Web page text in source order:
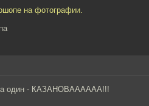
на фотографии.
один - КАЗАНОВАААААА!!!